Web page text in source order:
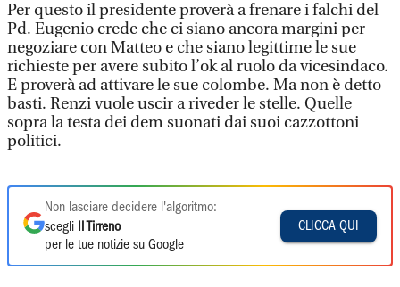
Per questo il presidente proverà a frenare i falchi del
Pd. Eugenio crede che ci siano ancora margini per
negoziare con Matteo e che siano legittime le sue
richieste per avere subito l’ok al ruolo da vicesindaco.
E proverà ad attivare le sue colombe. Ma non è detto
basti. Renzi vuole uscir a riveder le stelle. Quelle
sopra la testa dei dem suonati dai suoi cazzottoni
politici.
Non lasciare decidere l'algoritmo:
scegli
Il Tirreno
per le tue notizie su Google
CLICCA QUI